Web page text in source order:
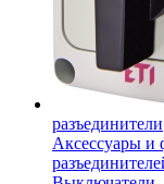
разъединители
Аксессуары и